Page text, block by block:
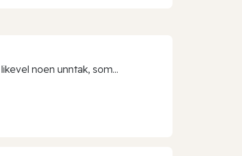
noen unntak, som...